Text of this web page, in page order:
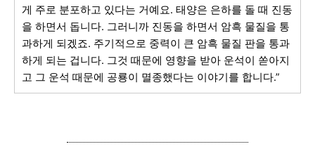
게 주로 분포하고 있다는 거예요. 태양은 은하를 돌 때 진동
을 하면서 돕니다. 그러니까 진동을 하면서 암흑 물질을 통
과하게 되겠죠. 주기적으로 중력이 큰 암흑 물질 판을 통과
하게 되는 겁니다. 그것 때문에 영향을 받아 운석이 쏟아지
고 그 운석 때문에 공룡이 멸종했다는 이야기를 합니다.”